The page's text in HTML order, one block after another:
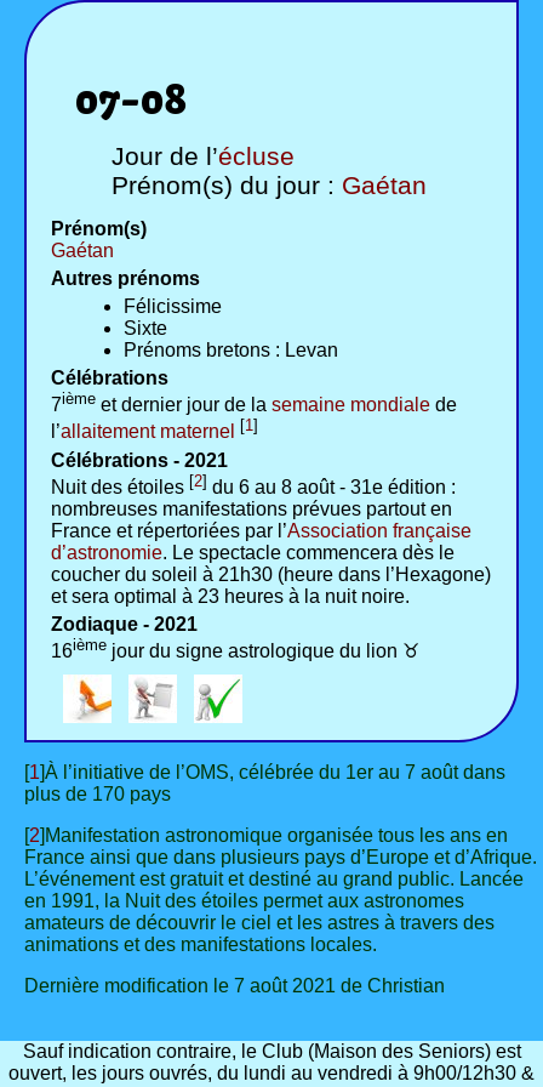
07-08
Jour de l’écluse
Prénom(s) du jour : Gaétan
Prénom(s)
Gaétan
Autres prénoms
Félicissime
Sixte
Prénoms bretons : Levan
Célébrations
7ième et dernier jour de la semaine mondiale de
l’allaitement maternel [1]
Célébrations - 2021
Nuit des étoiles [2] du 6 au 8 août - 31e édition :
nombreuses manifestations prévues partout en
France et répertoriées par l’Association française
d’astronomie. Le spectacle commencera dès le
coucher du soleil à 21h30 (heure dans l’Hexagone)
et sera optimal à 23 heures à la nuit noire.
Zodiaque - 2021
16ième jour du signe astrologique du lion ♉
[1]À l’initiative de l’OMS, célébrée du 1er au 7 août dans
plus de 170 pays
[2]Manifestation astronomique organisée tous les ans en
France ainsi que dans plusieurs pays d’Europe et d’Afrique.
L’événement est gratuit et destiné au grand public. Lancée
en 1991, la Nuit des étoiles permet aux astronomes
amateurs de découvrir le ciel et les astres à travers des
animations et des manifestations locales.
Dernière modification le 7 août 2021 de Christian
Sauf indication contraire, le Club (Maison des Seniors) est
ouvert, les jours ouvrés, du lundi au vendredi à 9h00/12h30 &